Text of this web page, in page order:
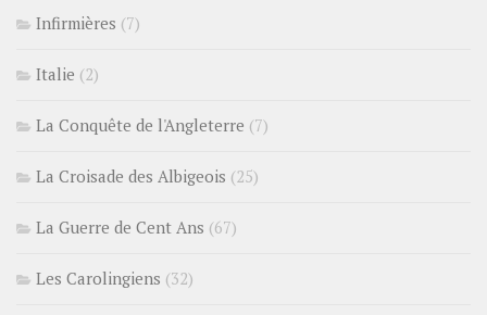
Infirmières (7)
Italie (2)
La Conquête de l'Angleterre (7)
La Croisade des Albigeois (25)
La Guerre de Cent Ans (67)
Les Carolingiens (32)